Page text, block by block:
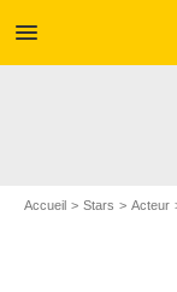
menu
Accueil Stars Acteur